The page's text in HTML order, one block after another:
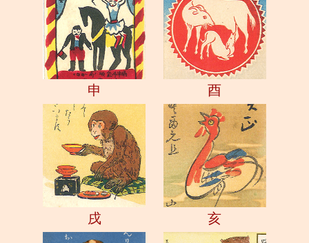
申 酉
戌 亥